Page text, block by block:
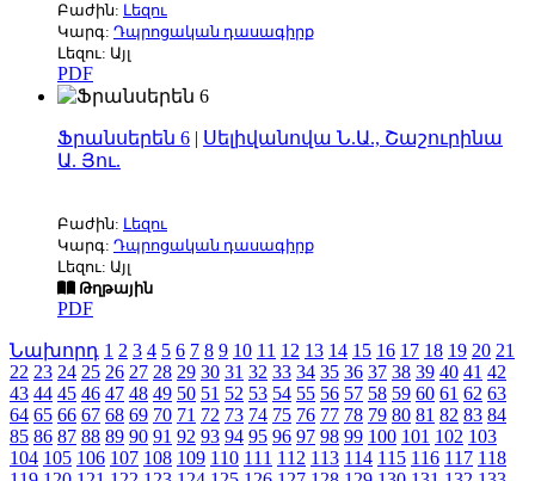
Բաժին: Լեզու
Կարգ: Դպրոցական դասագիրք
Լեզու: Այլ
PDF
Ֆրանսերեն 6 | Սելիվանովա Ն.Ա., Շաշուրինա
Ա. Յու.
Բաժին: Լեզու
Կարգ: Դպրոցական դասագիրք
Լեզու: Այլ
Թղթային
PDF
Նախորդ 1 2 3 4 5 6 7 8 9 10 11 12 13 14 15 16 17 18 19 20 21
22 23 24 25 26 27 28 29 30 31 32 33 34 35 36 37 38 39 40 41 42
43 44 45 46 47 48 49 50 51 52 53 54 55 56 57 58 59 60 61 62 63
64 65 66 67 68 69 70 71 72 73 74 75 76 77 78 79 80 81 82 83 84
85 86 87 88 89 90 91 92 93 94 95 96 97 98 99 100 101 102 103
104 105 106 107 108 109 110 111 112 113 114 115 116 117 118